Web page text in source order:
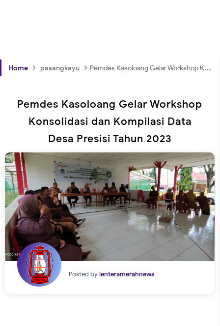
Home › pasangkayu › Pemdes Kasoloang Gelar Workshop Konsolidasi dan Kompilasi Data Desa Presisi Tahun 2023
Pemdes Kasoloang Gelar Workshop
Konsolidasi dan Kompilasi Data
Desa Presisi Tahun 2023
Posted bylenteramerahnews